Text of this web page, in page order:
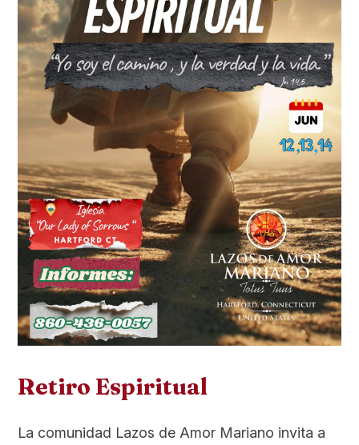
Retiro Espiritual
La comunidad Lazos de Amor Mariano invita a